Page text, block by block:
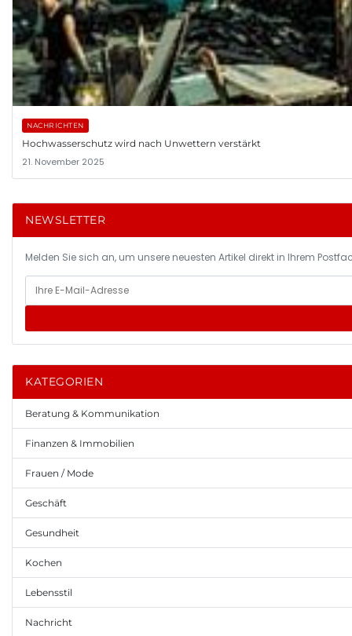
NACHRICHTEN
Hochwasserschutz wird nach Unwettern verstärkt
21. November 2025
NEWSLETTER
Melden Sie sich an, um unsere neuesten Artikel direkt in Ihrem
KATEGORIEN
Beratung & Kommunikation
Finanzen & Immobilien
Frauen / Mode
Geschäft
Gesundheit
Kochen
Lebensstil
Nachricht